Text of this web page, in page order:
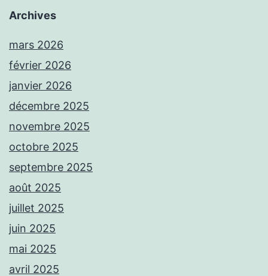
Archives
mars 2026
février 2026
janvier 2026
décembre 2025
novembre 2025
octobre 2025
septembre 2025
août 2025
juillet 2025
juin 2025
mai 2025
avril 2025